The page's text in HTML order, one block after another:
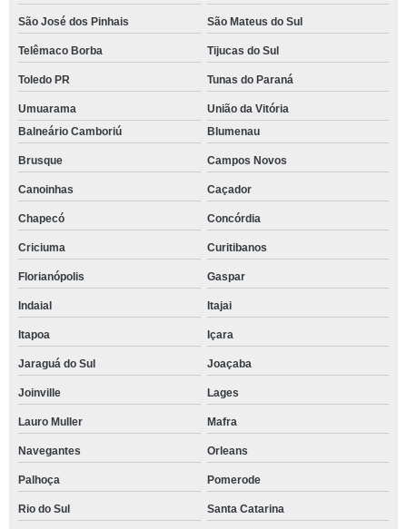
São José dos Pinhais São Mateus do Sul
Telêmaco Borba Tijucas do Sul
Toledo PR Tunas do Paraná
Umuarama
União da Vitória
Balneário Camboriú
Blumenau
Brusque Campos Novos
Canoinhas Caçador
Chapecó Concórdia
Criciuma Curitibanos
Florianópolis Gaspar
Indaial Itajai
Itapoa Içara
Jaraguá do Sul Joaçaba
Joinville Lages
Lauro Muller Mafra
Navegantes Orleans
Palhoça Pomerode
Rio do Sul Santa Catarina